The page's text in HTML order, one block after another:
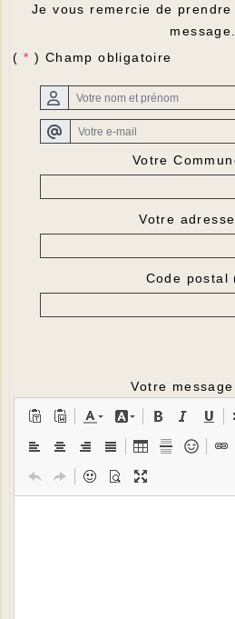
Je vous remercie de
message.
( *) Champ obligatoire
Votre
Votre
Code postal
Votre